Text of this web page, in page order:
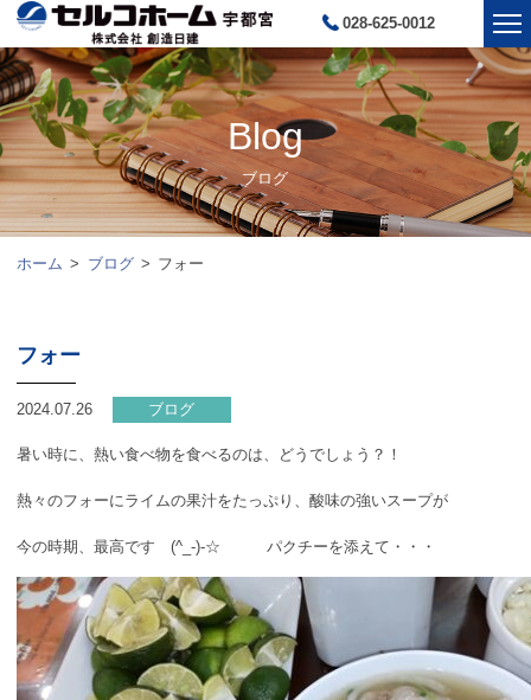
028-625-0012
Blog
ブログ
ホーム ブログ フォー
フォー
2024.07.26 ブログ
暑い時に、熱い食べ物を食べるのは、どうでしょう？！
熱々のフォーにライムの果汁をたっぷり、酸味の強いスープが
今の時期、最高です (^_-)-☆ パクチーを添えて・・・